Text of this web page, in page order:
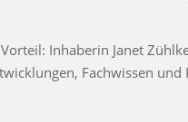
Inhaberin Janet
Fachwissen